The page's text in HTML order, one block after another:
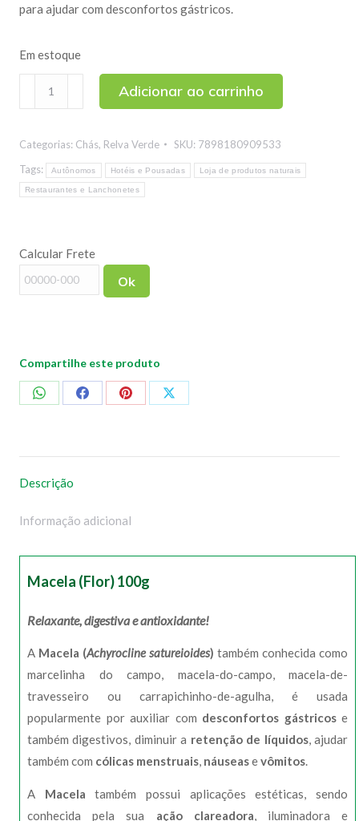
para ajudar com desconfortos gástricos.
Em estoque
quantidade
Adicionar ao carrinho
Categorias: Chás, Relva Verde SKU: 7898180909533
Tags:
Autônomos Hotéis e Pousadas Loja de produtos naturais
Restaurantes e Lanchonetes
Calcular Frete
Ok
Compartilhe este produto
CompartilharCompartilharCompartilharCompartilhar
Descrição
Informação adicional
Macela (Flor) 100g
Relaxante, digestiva e antioxidante!
A Macela (Achyrocline satureioides) também conhecida como
marcelinha do campo, macela-do-campo, macela-de-
travesseiro ou carrapichinho-de-agulha, é usada
popularmente por auxiliar com desconfortos gástricose
também digestivos, diminuir a retenção de líquidos, ajudar
também com cólicas menstruais náuseasevômitos
A Macelatambém possui aplicações estéticas, sendo
conhecida pela sua ação clareadora , iluminadora e